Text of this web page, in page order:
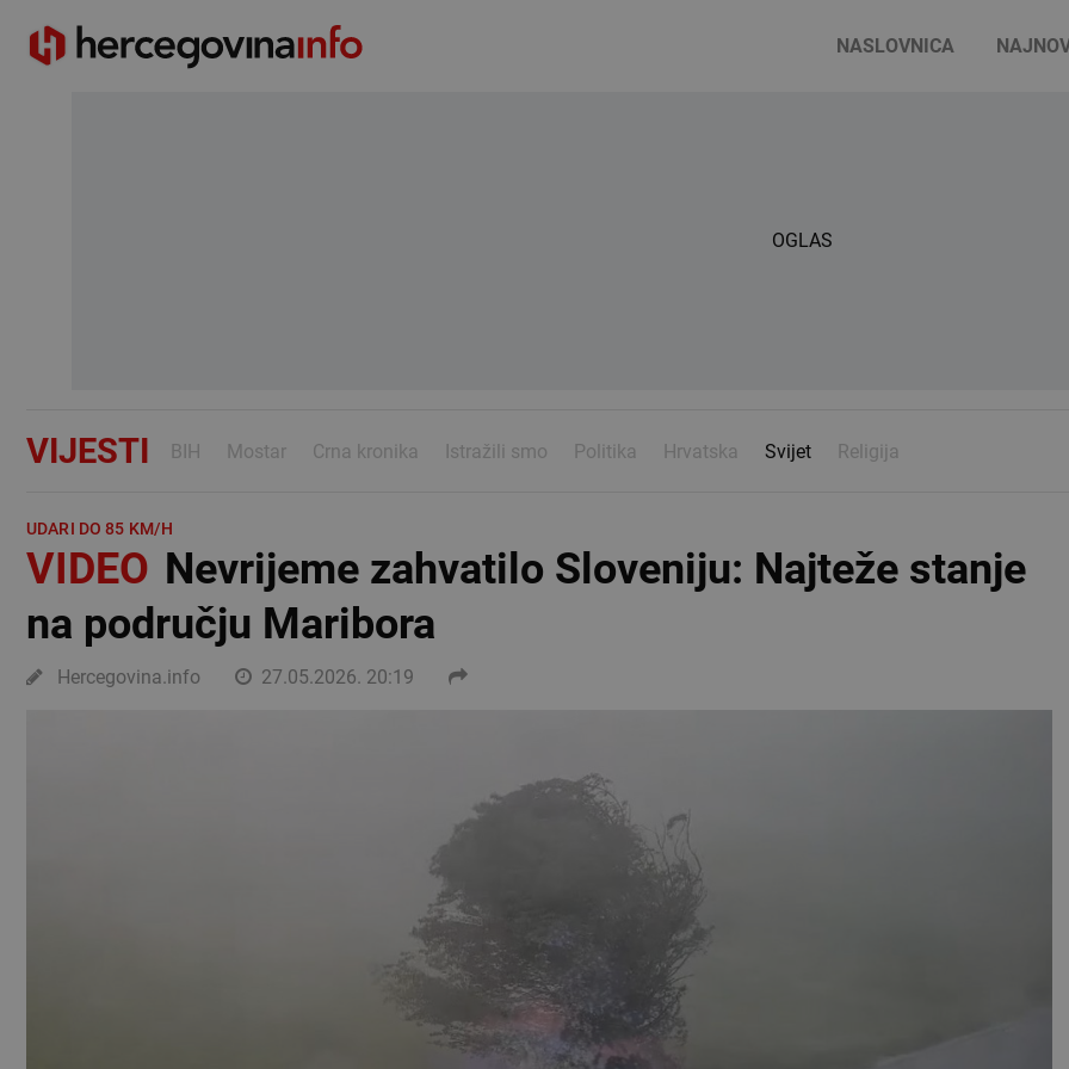
NASLOVNICA
OGLAS
VIJESTI BIH Mostar Crna kronika Istražili smo Politika Hrvatska Svijet Religija
UDARI DO 85 KM/H
VIDEONevrijeme zahvatilo Sloveniju: Najteže stanje
na području Maribora
Hercegovina.info 27.05.2026. 20:19